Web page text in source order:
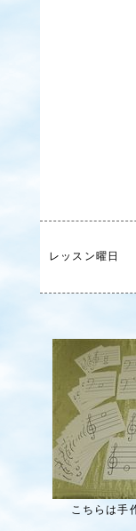
レッスン曜日
こちらは手